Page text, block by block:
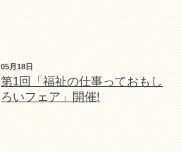
05月18日
第1回「福祉の仕事っておもし
ろいフェア」開催!